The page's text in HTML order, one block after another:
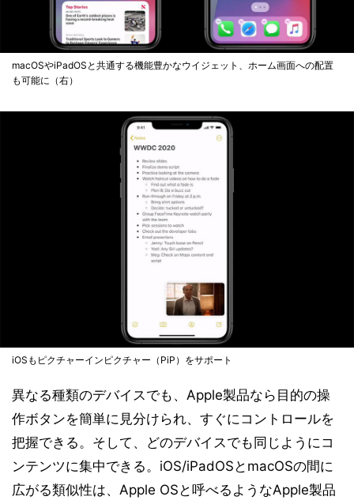
macOSやiPadOSと共通する機能豊かなウイジェット、ホーム画面への配置
も可能に（右）
iOSもピクチャーインピクチャー（PiP）をサポート
異なる種類のデバイスでも、Apple製品なら目的の操
作ボタンを簡単に見分けられ、すぐにコントロールを
把握できる。そして、どのデバイスでも同じようにコ
ンテンツに集中できる。iOS/iPadOSとmacOSの間に
広がる類似性は、Apple OSと呼べるようなApple製品